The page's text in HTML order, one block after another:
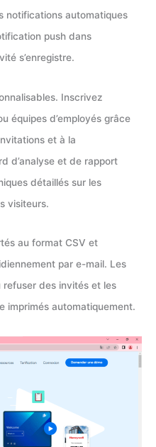
notifications automatiques
push dans
s’enregistre.
Inscrivez
équipes d’employés grâce
et à la
d’analyse et de rapport
détaillés sur les
visiteurs.
au format CSV et
par e-mail. Les
des invités et les
imprimés automatiquement.